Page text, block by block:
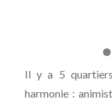
Il y a 5
harmonie :